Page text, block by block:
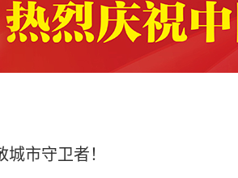
市守卫者！